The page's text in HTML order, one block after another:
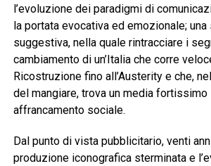
l’evoluzione dei paradigmi di
la portata evocativa ed emozionale;
suggestiva, nella quale rintracciare i
cambiamento di un’Italia che corre
Ricostruzione fino all’Austerity e che,
del mangiare, trova un media
affrancamento sociale.
Dal punto di vista pubblicitario, venti
produzione iconografica sterminata e